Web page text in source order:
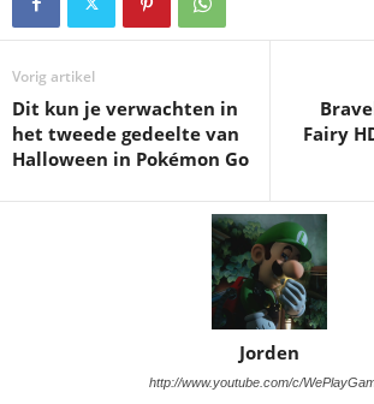
Vorig artikel
Dit kun je verwachten in
het tweede gedeelte van
Halloween in Pokémon Go
Fairy
Jorden
http://www.youtube.com/c/